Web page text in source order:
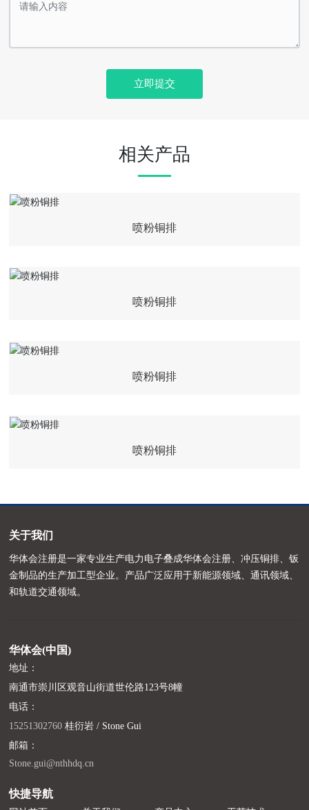
立即提交
相关产品
喷粉铜排
喷粉铜排
喷粉铜排
喷粉铜排
关于我们
华体会注册是一家专业生产电力电子叠成华体会注册、冲压铜排、钣
金制品的生产加工型企业。产品广泛应用于新能源领域、通讯领域、
和轨道交通领域。
华体会(中国)
地址：
南通市崇川区观音山街道世伦路123号8幢
电话：
15251302760 桂衍岩 / Stone Gui
邮箱：
Stone.gui@nthhdq.cn
快捷导航